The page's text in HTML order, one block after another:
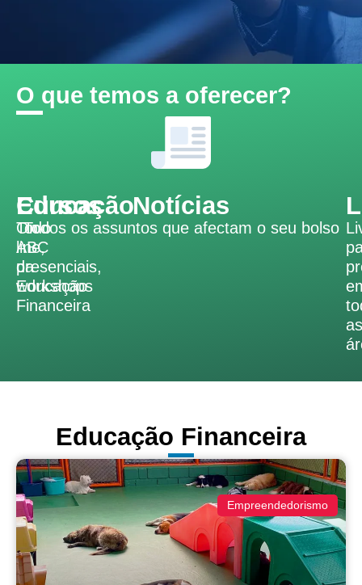
O que temos a oferecer?
Educação
Todo
ABC
da
Educação
Financeira
Cursos
On-
line,
presenciais,
workshops
Notícias
Todos os assuntos que afectam o seu bolso
as
Educação Financeira
Empreendedorismo